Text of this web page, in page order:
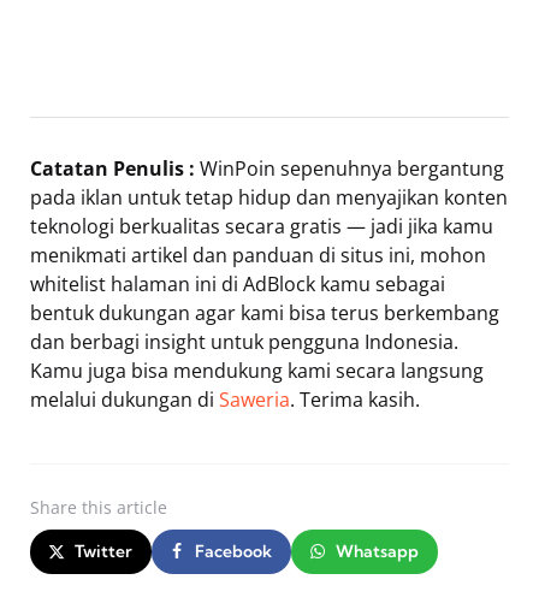
Catatan Penulis : WinPoin sepenuhnya bergantung
pada iklan untuk tetap hidup dan menyajikan konten
teknologi berkualitas secara gratis — jadi jika kamu
menikmati artikel dan panduan di situs ini, mohon
whitelist halaman ini di AdBlock kamu sebagai
bentuk dukungan agar kami bisa terus berkembang
dan berbagi insight untuk pengguna Indonesia.
Kamu juga bisa mendukung kami secara langsung
melalui dukungan di Saweria. Terima kasih.
Share this article
Twitter Facebook Whatsapp